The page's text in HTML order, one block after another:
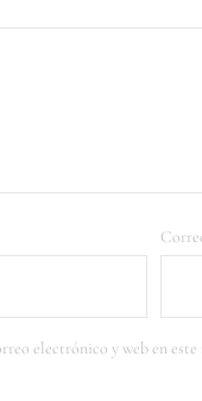
electrónico y web en este